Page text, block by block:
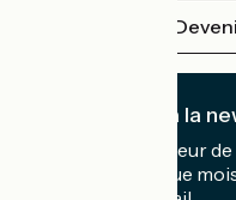
Je m'abonne à la
Recevez le meilleur
boîte mail chaque